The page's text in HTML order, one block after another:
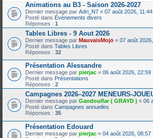
Animations au B3 - Saison 2026-2027
Dernier message par Adri_N7 « 07 août 2026, 11:44
Posté dans Évènements divers
Réponses : 1
Tables Libres - 9 Aout 2026
Dernier message par MauvaisMojo « 07 août
Posté dans Tables Libres
Réponses : 32
Présentation Alessandre
Dernier message par pierjac « 06 août 2026, 22:59
Posté dans Présentations
Réponses : 2
Campagnes 2026–2027 MENEURS-
Dernier message par Gandoulfar ( GRAYD ) « 06
Posté dans Campagnes annuelles
Réponses : 35
Présentation Edouard
Dernier message par pierjac « 04 août 2026, 08:57